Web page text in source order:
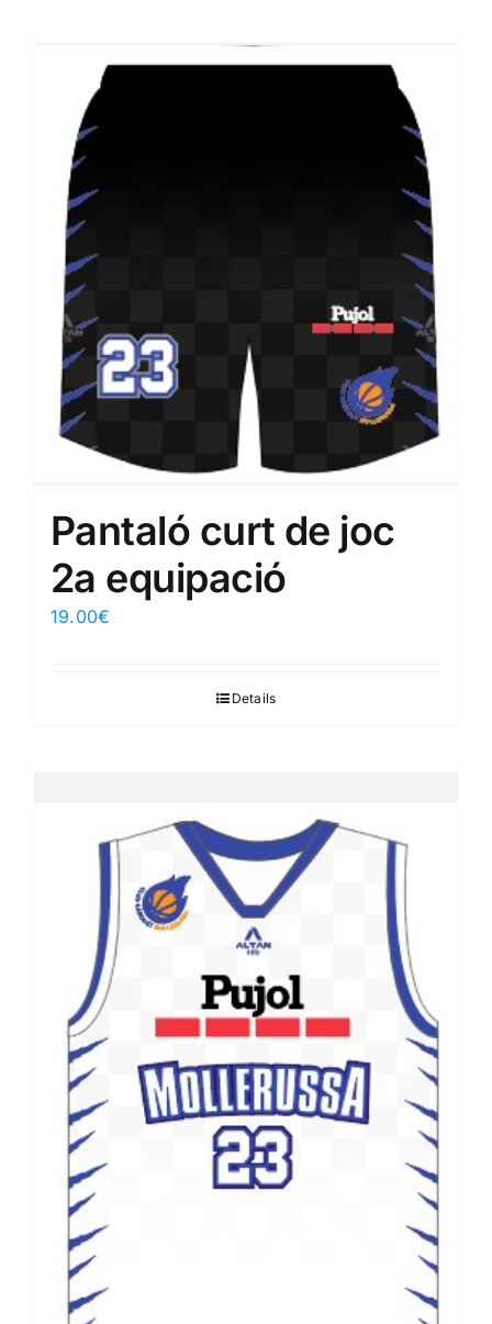
Pantaló curt de joc
2a equipació
19.00€
Details